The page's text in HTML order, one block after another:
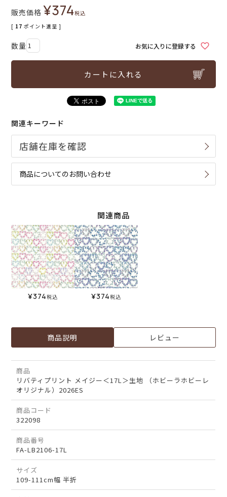
販売価格 ¥374税込
[ 17 ポイント進呈 ]
お気に入りに登録する
カートに入れる
関連キーワード
商品についてのお問い合わせ
関連商品
¥374税込 ¥374税込
商品説明 レビュー
商品
リバティプリント メイジー＜17L＞生地 （ホビーラホビーレ
オリジナル）2026ES
商品コード
322098
商品番号
FA-LB2106-17L
サイズ
109-111cm幅 半折